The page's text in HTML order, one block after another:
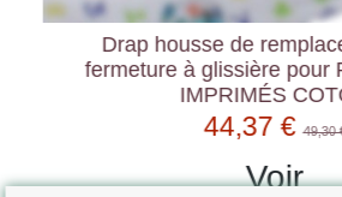
Drap housse de
fermeture à glissière pour
IMPRIMÉS
44,37 € 49,30 €
Voir